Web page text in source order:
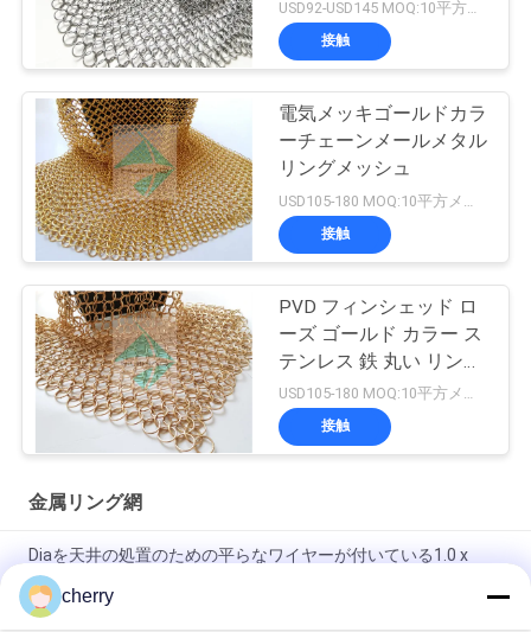
接触
電気メッキゴールドカラ
ーチェーンメールメタル
リングメッシュ
接触
PVD フィンシェッド ロ
ーズ ゴールド カラー ス
テンレス 鉄 丸い リング
織り 網
USD105-180 MOQ:10平方メートル
接触
金属リング網
Diaを天井の処置のための平らなワイヤーが付いている1.0 x
20mm Sのホックの金属の網の飾り布鳴らして下さい
ホテルの装飾のための黄金色の溶接不鋼リング網のカーテン
cherry